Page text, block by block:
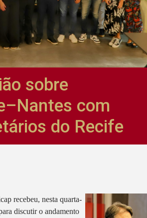
sobre
com
do Recife
recebeu, nesta quarta-
discutir o andamento